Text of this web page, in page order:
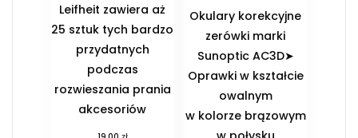
Leifheit zawiera aż
25 sztuk tych bardzo
przydatnych
podczas
rozwieszania prania
akcesoriów
Okulary korekcyjne
zerówki marki
Sunoptic AC3D➤
Oprawki w kształcie
owalnym
w kolorze brązowym